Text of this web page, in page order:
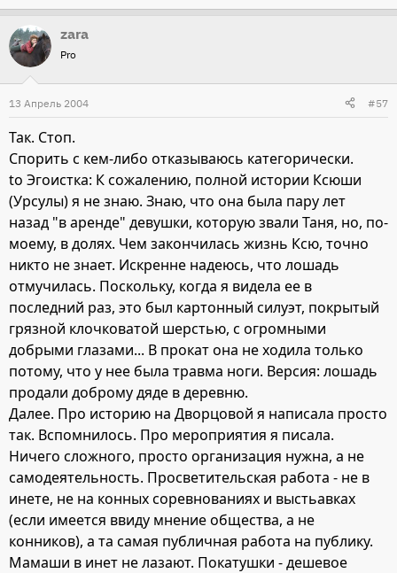
zara
Pro
13 Апрель 2004 #57
Так. Стоп.
Спорить с кем-либо отказываюсь категорически.
to Эгоистка: К сожалению, полной истории Ксюши
(Урсулы) я не знаю. Знаю, что она была пару лет
назад "в аренде" девушки, которую звали Таня, но, по-
моему, в долях. Чем закончилась жизнь Ксю, точно
никто не знает. Искренне надеюсь, что лошадь
отмучилась. Поскольку, когда я видела ее в
последний раз, это был картонный силуэт, покрытый
грязной клочковатой шерстью, с огромными
добрыми глазами... В прокат она не ходила только
потому, что у нее была травма ноги. Версия: лошадь
продали доброму дяде в деревню.
Далее. Про историю на Дворцовой я написала просто
так. Вспомнилось. Про мероприятия я писала.
Ничего сложного, просто организация нужна, а не
самодеятельность. Просветительская работа - не в
инете, не на конных соревнованиях и выстьавках
(если имеется ввиду мнение общества, а не
конников), а та самая публичная работа на публику.
Мамаши в инет не лазают. Покатушки - дешевое